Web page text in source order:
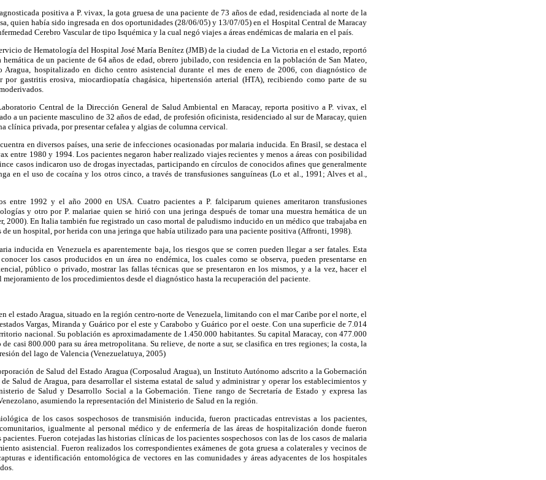
positiva a P. vivax, la gota gruesa de una paciente de 73 años de edad, residenciada al norte de la
quien había sido ingresada en dos oportunidades (28/06/05) y 13/07/05) en el Hospital Central de Maracay
Cerebro Vascular de tipo Isquémica y la cual negó viajes a áreas endémicas de malaria en el país.
de Hematología del Hospital José María Benítez (JMB) de la ciudad de La Victoria en el estado, reportó
de un paciente de 64 años de edad, obrero jubilado, con residencia en la población de San Mateo,
hospitalizado en dicho centro asistencial durante el mes de enero de 2006, con diagnóstico de
por gastritis erosiva, miocardiopatía chagásica, hipertensión arterial (HTA), recibiendo como parte de su
Central de la Dirección General de Salud Ambiental en Maracay, reporta positivo a P. vivax, el
a un paciente masculino de 32 años de edad, de profesión oficinista, residenciado al sur de Maracay, quien
clínica privada, por presentar cefalea y algias de columna cervical.
en diversos países, una serie de infecciones ocasionadas por malaria inducida. En Brasil, se destaca el
entre 1980 y 1994. Los pacientes negaron haber realizado viajes recientes y menos a áreas con posibilidad
casos indicaron uso de drogas inyectadas, participando en círculos de conocidos afines que generalmente
en el uso de cocaína y los otros cinco, a través de transfusiones sanguíneas (Lo et al., 1991; Alves et al.,
entre 1992 y el año 2000 en USA. Cuatro pacientes a P. falciparum quienes ameritaron transfusiones
y otro por P. malariae quien se hirió con una jeringa después de tomar una muestra hemática de un
2000). En Italia también fue registrado un caso mortal de paludismo inducido en un médico que trabajaba en
un hospital, por herida con una jeringa que había utilizado para una paciente positiva (Affronti, 1998).
inducida en Venezuela es aparentemente baja, los riesgos que se corren pueden llegar a ser fatales. Esta
los casos producidos en un área no endémica, los cuales como se observa, pueden presentarse en
público o privado, mostrar las fallas técnicas que se presentaron en los mismos, y a la vez, hacer el
de los procedimientos desde el diagnóstico hasta la recuperación del paciente.
el estado Aragua, situado en la región centro-norte de Venezuela, limitando con el mar Caribe por el norte, el
Vargas, Miranda y Guárico por el este y Carabobo y Guárico por el oeste. Con una superficie de 7.014
nacional. Su población es aproximadamente de 1.450.000 habitantes. Su capital Maracay, con 477.000
casi 800.000 para su área metropolitana. Su relieve, de norte a sur, se clasifica en tres regiones; la costa, la
del lago de Valencia (Venezuelatuya, 2005)
de Salud del Estado Aragua (Corposalud Aragua), un Instituto Autónomo adscrito a la Gobernación
Salud de Aragua, para desarrollar el sistema estatal de salud y administrar y operar los establecimientos y
de Salud y Desarrollo Social a la Gobernación. Tiene rango de Secretaría de Estado y expresa las
asumiendo la representación del Ministerio de Salud en la región.
de los casos sospechosos de transmisión inducida, fueron practicadas entrevistas a los pacientes,
igualmente al personal médico y de enfermería de las áreas de hospitalización donde fueron
Fueron cotejadas las historias clínicas de los pacientes sospechosos con las de los casos de malaria
asistencial. Fueron realizados los correspondientes exámenes de gota gruesa a colaterales y vecinos de
e identificación entomológica de vectores en las comunidades y áreas adyacentes de los hospitales